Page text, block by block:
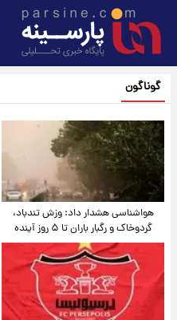
گوناگون
هواشناسی هشدار داد: وزش تندباد،
گردوخاک و رگبار باران تا ۵ روز آینده